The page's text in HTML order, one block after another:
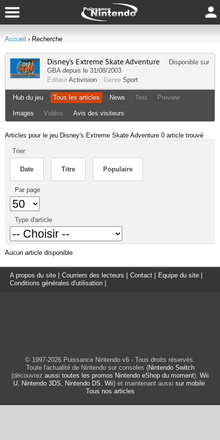
Accueil › Recherche
Disney's Extreme Skate Adventure
Disponible sur
GBAdepuis le 31/08/2003
Editeur Activision Genre Sport
Hub du jeu Tous les articles News Test Preview
Images Vidéos Avis des visiteurs
Articles pour le jeu Disney's Extreme Skate Adventure 0 article trouvé
Trier
Date Titre Populaire
Par page
Type d'article
Aucun article disponible
A propos du site Courriers des lecteurs Contact Equipe du site
Conditions générales d'utilisation
© 1997-2026 Puissance Nintendo v6 - Tous droits réservés.
Toute l'actualité de Nintendo sur consoles (Nintendo Switch
(découvrez aussi toutes les promos Nintendo eShop du moment), Wii
U, Nintendo 3DS, Nintendo DS, Wii) et maintenant aussi sur mobile.
Tous nos articles